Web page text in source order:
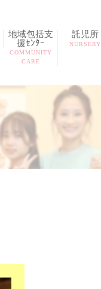
地域包括支
援ｾﾝﾀｰ
COMMUNITY
CARE
託児所
NURSERY